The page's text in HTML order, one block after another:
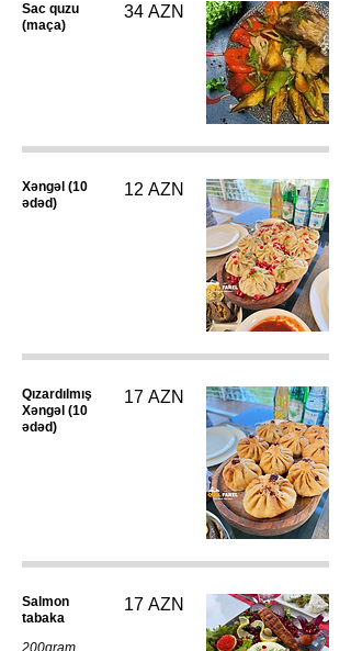
Sac quzu
(maça)
34 AZN
Xəngəl (10
ədəd)
12 AZN
Qızardılmış
Xəngəl (10
ədəd)
17 AZN
Salmon
tabaka
200qram
17 AZN